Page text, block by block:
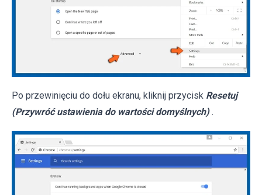
Po przewinięciu do dołu ekranu, kliknij przycisk Resetuj
(Przywróć ustawienia do wartości domyślnych) .